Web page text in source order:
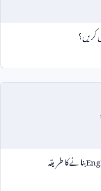
کریں؟
بنانے کا طریقہ